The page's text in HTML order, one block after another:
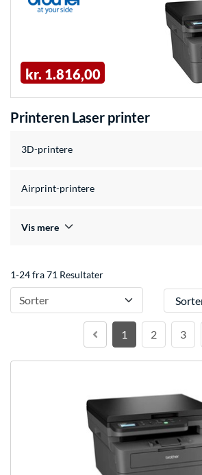
kr. 1.816,00
Printeren Laser printer
3D-printere
Airprint-printere
Vis mere
1-24 fra 71 Resultater
Sorter Sorter
1 2 3